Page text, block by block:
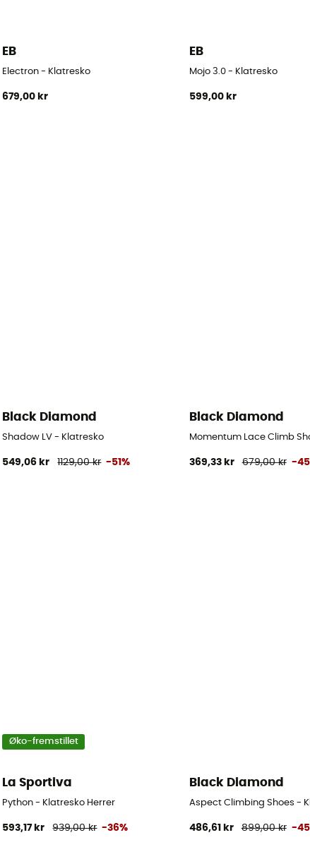
EB
Electron - Klatresko
679,00 kr
EB
Mojo 3.0 - Klatresko
599,00 kr
Black Diamond
Shadow LV - Klatresko
549,06 kr 1129,00 kr -51%
Black Diamond
Momentum Lace Climb
369,33 kr 679,00 kr -
Øko-fremstillet
La Sportiva
Python - Klatresko Herrer
593,17 kr 939,00 kr -36%
Black Diamond
Aspect Climbing Shoes -
486,61 kr 899,00 kr -